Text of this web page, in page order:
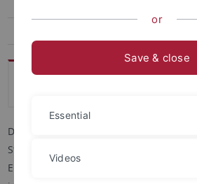
Das LUI unterstützt Studierende in der
Stellensuche und veröffentlicht
Eine Auswahl der Ausschreibungen
or
Save & close
Essential
Videos